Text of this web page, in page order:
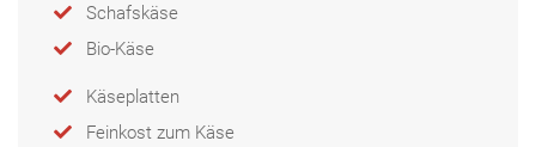
Schafskäse
Bio-Käse
Käseplatten
Feinkost zum Käse